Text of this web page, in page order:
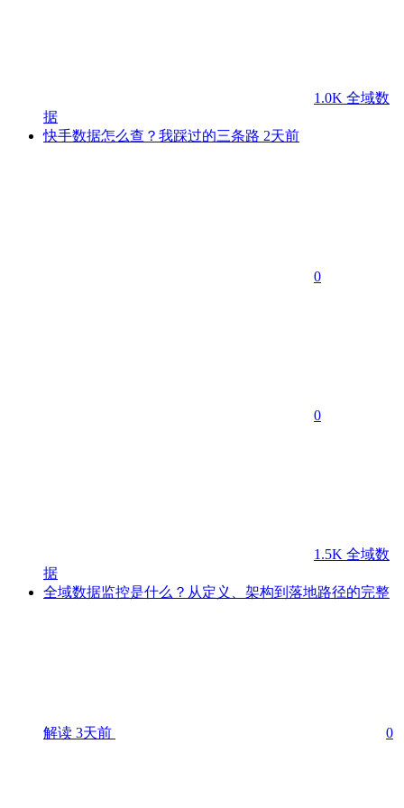
1.0K 全域数
据
快手数据怎么查？我踩过的三条路 2天前
0
0
1.5K 全域数
据
全域数据监控是什么？从定义、架构到落地路径的完整
解读 3天前 0